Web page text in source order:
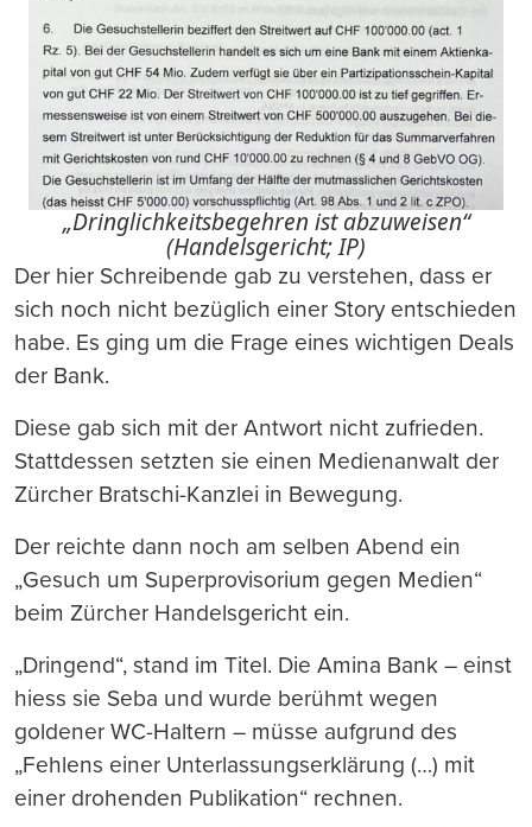
„Dringlichkeitsbegehren ist abzuweisen“
(Handelsgericht; IP)
Der hier Schreibende gab zu verstehen, dass er
sich noch nicht bezüglich einer Story entschieden
habe. Es ging um die Frage eines wichtigen Deals
der Bank.
Diese gab sich mit der Antwort nicht zufrieden.
Stattdessen setzten sie einen Medienanwalt der
Zürcher Bratschi-Kanzlei in Bewegung.
Der reichte dann noch am selben Abend ein
„Gesuch um Superprovisorium gegen Medien“
beim Zürcher Handelsgericht ein.
„Dringend“, stand im Titel. Die Amina Bank – einst
hiess sie Seba und wurde berühmt wegen
goldener WC-Haltern – müsse aufgrund des
„Fehlens einer Unterlassungserklärung (…) mit
einer drohenden Publikation“ rechnen.